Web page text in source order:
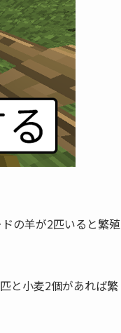
の羊が2匹いると繁殖
と小麦2個があれば繁